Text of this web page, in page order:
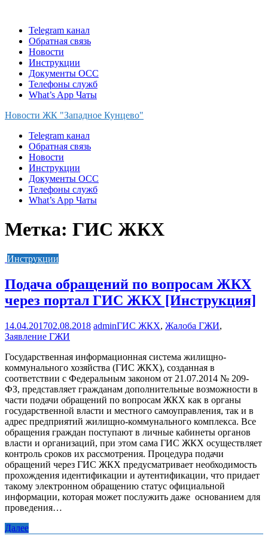
contentTelegram канал
Обратная связь
Новости
Инструкции
Документы ОСС
Телефоны служб
What’s App Чаты
Новости ЖК "Западное Кунцево"
Telegram канал
Обратная связь
Новости
Инструкции
Документы ОСС
Телефоны служб
What’s App Чаты
Метка: ГИС ЖКХ
Инструкции
Подача обращений по вопросам ЖКХ
через портал ГИС ЖКХ [Инструкция]
14.04.201702.08.2018 adminГИС ЖКХ, Жалоба ГЖИ,
Заявление ГЖИ
Государственная информационная система жилищно-
коммунального хозяйства (ГИС ЖКХ), созданная в
соответствии с Федеральным законом от 21.07.2014 № 209-
ФЗ, представляет гражданам дополнительные возможности в
части подачи обращений по вопросам ЖКХ как в органы
государственной власти и местного самоуправления, так и в
адрес предприятий жилищно-коммунального комплекса. Все
обращения граждан поступают в личные кабинеты органов
власти и организаций, при этом сама ГИС ЖКХ осуществляет
контроль сроков их рассмотрения. Процедура подачи
обращений через ГИС ЖКХ предусматривает необходимость
прохождения идентификации и аутентификации, что придает
такому электронном обращению статус официальной
информации, которая может послужить даже основанием для
проведения…
Далее